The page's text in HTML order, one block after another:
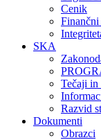
Cenik
SKA
Tečaji in
Razvid
Dokumenti
Obrazci